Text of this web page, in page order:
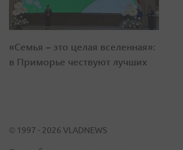
«Семья – это целая вселенная»:
в Приморье чествуют лучших
© 1997 - 2026 VLADNEWS